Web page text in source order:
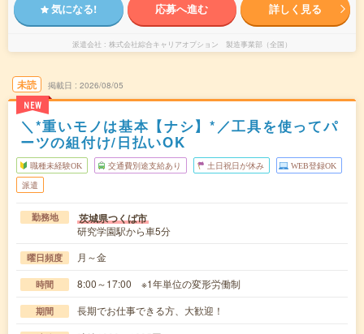
気になる! 応募へ進む 詳しく見る
派遣会社 株式会社綜合キャリアオプション 製造事業部（全国）
未読
NEW
掲載日 2026/08/05
＼*重いモノは基本【ナシ】*／工具を使ってパ
ーツの組付け/日払いOK
職種未経験OK 交通費別途支給あり 土日祝日が休み WEB登録OK
派遣
勤務地 茨城県つくば市
研究学園駅から車5分
曜日頻度 月～金
時間 8:00～17:00 ※1年単位の変形労働制
期間 長期でお仕事できる方、大歓迎！